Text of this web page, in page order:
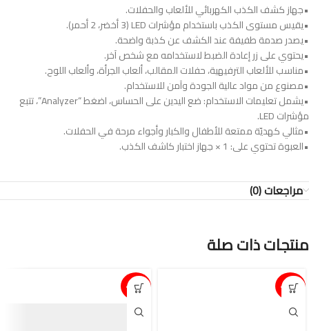
•جهاز كشف الكذب الكهربائي للألعاب والحفلات.
•يقيس مستوى الكذب باستخدام مؤشرات LED (3 أخضر، 2 أحمر).
•يصدر صدمة طفيفة عند الكشف عن كذبة واضحة.
•يحتوي على زر إعادة الضبط لاستخدامه مع شخص آخر.
•مناسب للألعاب الترفيهية، حفلات المقالب، ألعاب الجرأة، وألعاب اللوح.
•مصنوع من مواد عالية الجودة وآمن للاستخدام.
•يشمل تعليمات الاستخدام: ضع اليدين على الحساس، اضغط “Analyzer”، تتبع
مؤشرات LED.
•مثالي كهديّة ممتعة للأطفال والكبار وأجواء مرحة في الحفلات.
•العبوة تحتوي على: 1 × جهاز اختبار كاشف الكذب.
مراجعات (0)
منتجات ذات صلة
15%-
15%-